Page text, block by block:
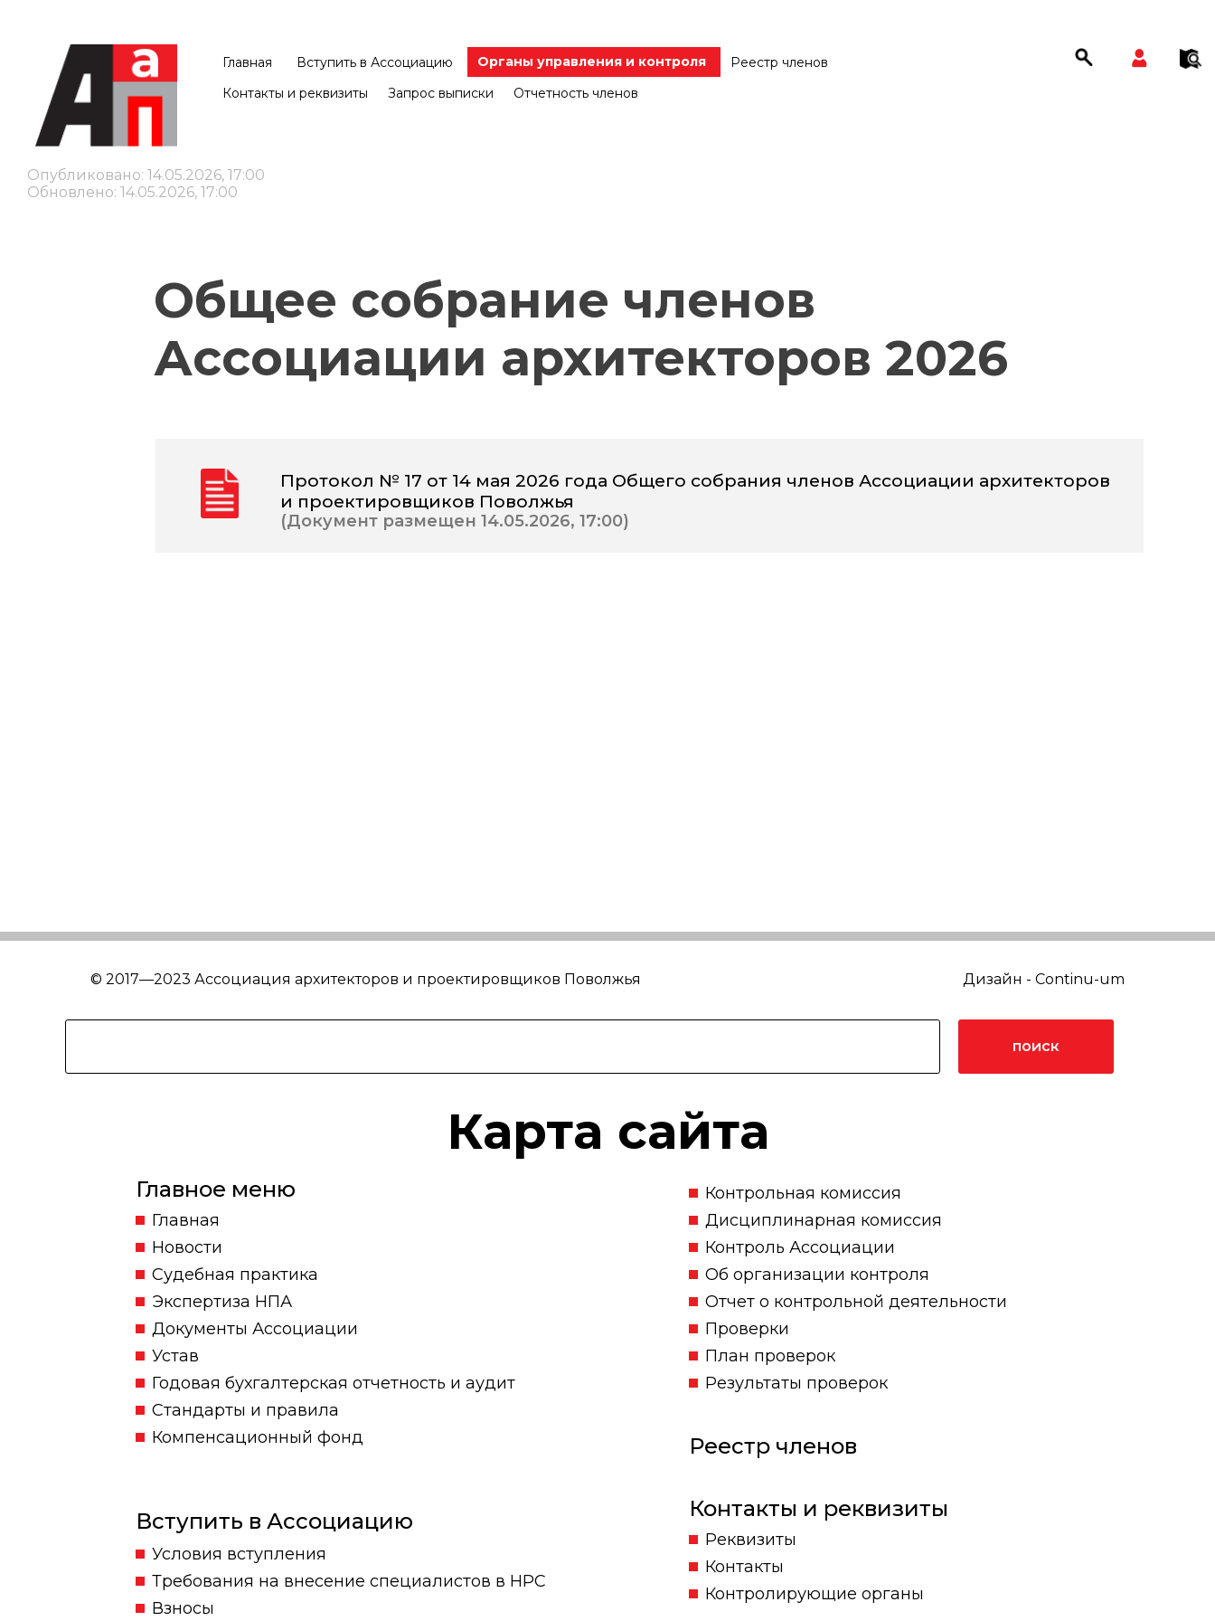
Опубликовано: 14.05.2026, 17:00
Обновлено: 14.05.2026, 17:00
Главная Вступить в Ассоциацию Органы управления и контроля
Реестр членов
Контакты и реквизиты
Запрос выписки Отчетность членов
Общее собрание членов
Ассоциации архитекторов 2026
Протокол № 17 от 14 мая 2026 года Общего собрания членов Ассоциации архитекторов
и проектировщиков Поволжья
(Документ размещен 14.05.2026, 17:00)
© 2017—2023 Ассоциация архитекторов и проектировщиков Поволжья Дизайн - Continu-um
поиск
Главная
Новости
Судебная практика
Экспертиза НПА
Документы Ассоциации
Устав
Годовая бухгалтерская отчетность и аудит
Стандарты и правила
Компенсационный фонд
Условия вступления
Требования на внесение специалистов в НРС
Взносы
Контрольная комиссия
Дисциплинарная комиссия
Контроль Ассоциации
Об организации контроля
Отчет о контрольной деятельности
Проверки
План проверок
Результаты проверок
Реквизиты
Контакты
Контролирующие органы
Карта сайта
Главное меню
Вступить в Ассоциацию
Реестр членов
Контакты и реквизиты